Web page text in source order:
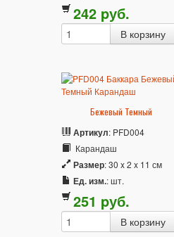
242 pуб.
Бежевый Темный
Артикул: PFD004
Карандаш
Размер: 30 x 2 x 11 см
Ед. изм.: шт.
251 pуб.